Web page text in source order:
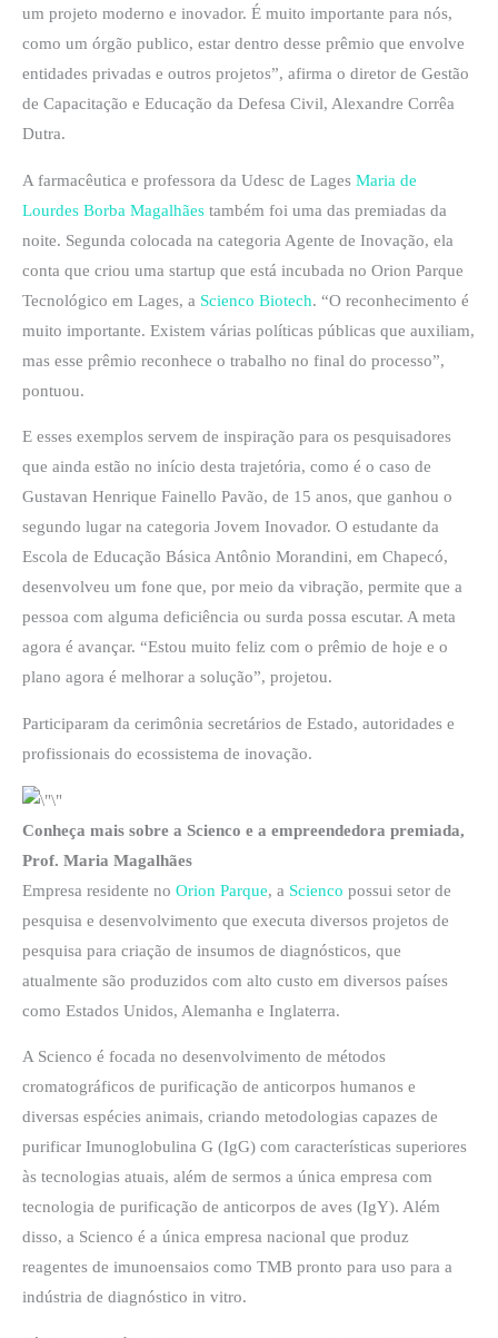
um projeto moderno e inovador. É muito importante para nós,
como um órgão publico, estar dentro desse prêmio que envolve
entidades privadas e outros projetos”, afirma o diretor de Gestão
de Capacitação e Educação da Defesa Civil, Alexandre Corrêa
Dutra.
A farmacêutica e professora da Udesc de Lages Maria de
Lourdes Borba Magalhães também foi uma das premiadas da
noite. Segunda colocada na categoria Agente de Inovação, ela
conta que criou uma startup que está incubada no Orion Parque
Tecnológico em Lages, a Scienco Biotech. “O reconhecimento é
muito importante. Existem várias políticas públicas que auxiliam,
mas esse prêmio reconhece o trabalho no final do processo”,
pontuou.
E esses exemplos servem de inspiração para os pesquisadores
que ainda estão no início desta trajetória, como é o caso de
Gustavan Henrique Fainello Pavão, de 15 anos, que ganhou o
segundo lugar na categoria Jovem Inovador. O estudante da
Escola de Educação Básica Antônio Morandini, em Chapecó,
desenvolveu um fone que, por meio da vibração, permite que a
pessoa com alguma deficiência ou surda possa escutar. A meta
agora é avançar. “Estou muito feliz com o prêmio de hoje e o
plano agora é melhorar a solução”, projetou.
Participaram da cerimônia secretários de Estado, autoridades e
profissionais do ecossistema de inovação.
Conheça mais sobre a Scienco e a empreendedora premiada,
Prof. Maria Magalhães
Empresa residente no Orion Parque, a Scienco possui setor de
pesquisa e desenvolvimento que executa diversos projetos de
pesquisa para criação de insumos de diagnósticos, que
atualmente são produzidos com alto custo em diversos países
como Estados Unidos, Alemanha e Inglaterra.
A Scienco é focada no desenvolvimento de métodos
cromatográficos de purificação de anticorpos humanos e
diversas espécies animais, criando metodologias capazes de
purificar Imunoglobulina G (IgG) com características superiores
às tecnologias atuais, além de sermos a única empresa com
tecnologia de purificação de anticorpos de aves (IgY). Além
disso, a Scienco é a única empresa nacional que produz
reagentes de imunoensaios como TMB pronto para uso para a
indústria de diagnóstico in vitro.